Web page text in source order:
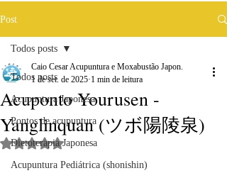
Post
Todos posts
Acupuntura Japonesa
Pontos de acupuntura
Dietoterapia Japonesa
Acupuntura Pediátrica (shonishin)
Todos posts
Acuponto Yourusen -
Yanglinquan (ツボ陽陵泉)
Caio Cesar Acupuntura e Moxabustão Japon.
1 de set. de 2025 1 min de leitura
Avaliado com NaN de 5 estrelas.